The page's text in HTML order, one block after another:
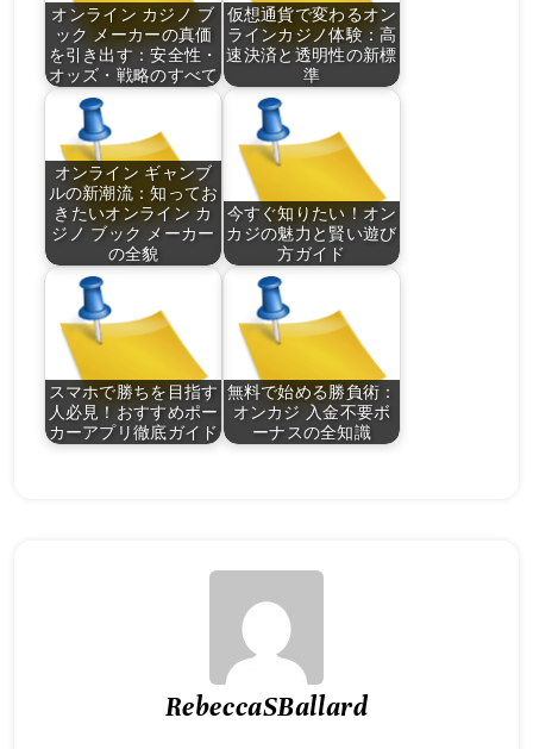
オンライン カジノ ブ
ック メーカーの真価
を引き出す：安全性・
オッズ・戦略のすべて
仮想通貨で変わるオン
ラインカジノ体験：高
速決済と透明性の新標
準
オンライン ギャンブ
ルの新潮流：知ってお
きたいオンライン カ
ジノ ブック メーカー
の全貌
今すぐ知りたい！オン
カジの魅力と賢い遊び
方ガイド
スマホで勝ちを目指す
人必見！おすすめポー
カーアプリ徹底ガイド
無料で始める勝負術：
オンカジ 入金不要ボ
ーナスの全知識
RebeccaSBallard